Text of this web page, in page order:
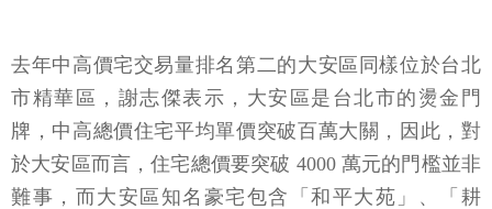
去年中高價宅交易量排名第二的大安區同樣位於台北
市精華區，謝志傑表示，大安區是台北市的燙金門
牌，中高總價住宅平均單價突破百萬大關，因此，對
於大安區而言，住宅總價要突破 4000 萬元的門檻並非
難事，而大安區知名豪宅包含「和平大苑」、「耕